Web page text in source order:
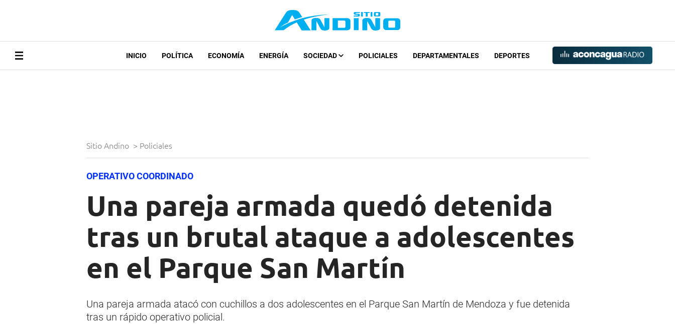
INICIO POLÍTICA ECONOMÍA ENERGÍA SOCIEDAD POLICIALES DEPARTAMENTALES DEPORTES
Sitio Andino > Policiales
OPERATIVO COORDINADO
Una pareja armada quedó detenida
tras un brutal ataque a adolescentes
en el Parque San Martín
Una pareja armada atacó con cuchillos a dos adolescentes en el Parque San Martín de Mendoza y fue detenida
tras un rápido operativo policial.